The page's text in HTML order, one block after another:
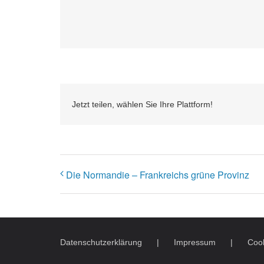
Jetzt teilen, wählen Sie Ihre Plattform!
Die Normandie – Frankreichs grüne Provinz
Datenschutzerklärung Impressum